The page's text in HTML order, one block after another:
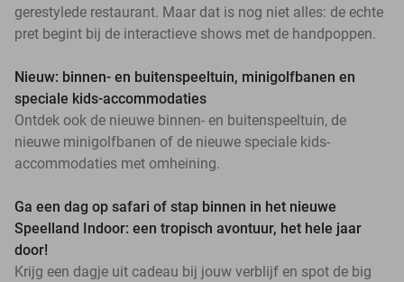
gerestylede restaurant. Maar dat is nog niet alles: de echte
pret begint bij de interactieve shows met de handpoppen.
Nieuw: binnen- en buitenspeeltuin, minigolfbanen en
speciale kids-accommodaties
Ontdek ook de nieuwe binnen- en buitenspeeltuin, de
nieuwe minigolfbanen of de nieuwe speciale kids-
accommodaties met omheining.
Ga een dag op safari of stap binnen in het nieuwe
Speelland Indoor: een tropisch avontuur, het hele jaar
door!
Krijg een dagje uit cadeau bij jouw verblijf en spot de big